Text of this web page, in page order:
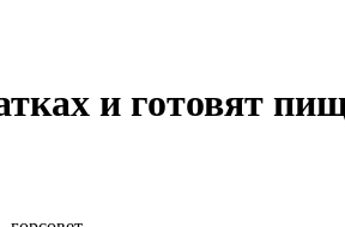
и готовят